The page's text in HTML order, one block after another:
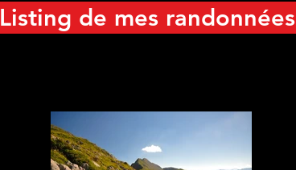
Listing de mes randonnées